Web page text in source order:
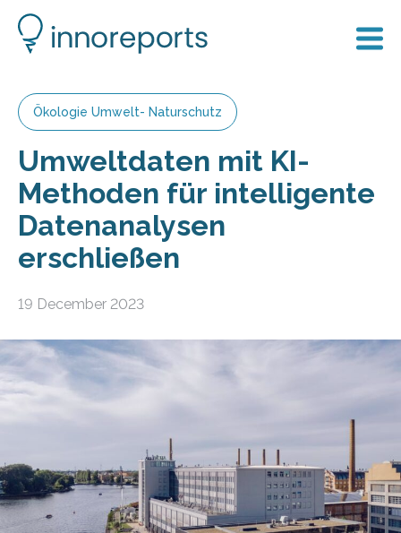
Ökologie Umwelt- Naturschutz
Umweltdaten mit KI-
Methoden für intelligente
Datenanalysen
erschließen
19 December 2023